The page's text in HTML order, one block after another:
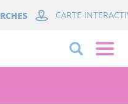
CARTE